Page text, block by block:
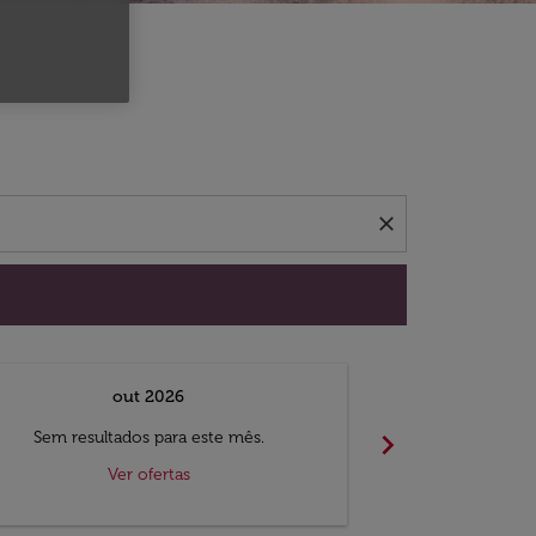
close
out 2026
Sem resultados para este mês.
Ver ofertas
chevron_right